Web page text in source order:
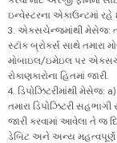
ઇન્વેસ્ટરના એકાઉન્ટમાં રહે
3. એક્સચેન્જમાંથી મેસેજ:
સ્ટૉક બ્રોકર્સ સાથે
મોબાઇલ/ઇમેઇલ પર
રોકાણકારોના હિતમાં જારી.
4. ડિપોઝિટરીમાંથી મેસેજ:
તમારા ડિપોઝિટરી
જારી કરવામાં આવેલા તે જ
ડેબિટ અને અન્ય મહત્વપૂર્ણ